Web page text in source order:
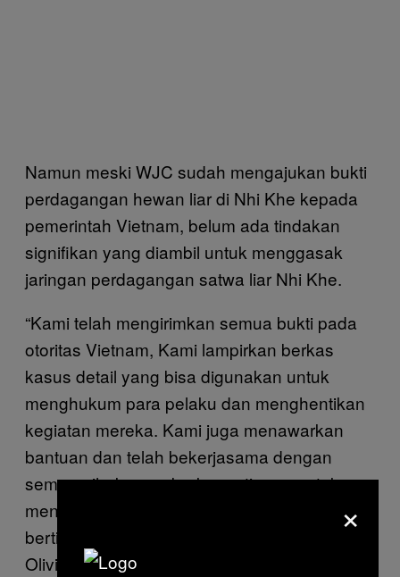
Namun meski WJC sudah mengajukan bukti
perdagangan hewan liar di Nhi Khe kepada
pemerintah Vietnam, belum ada tindakan
signifikan yang diambil untuk menggasak
jaringan perdagangan satwa liar Nhi Khe.
“Kami telah mengirimkan semua bukti pada
otoritas Vietnam, Kami lampirkan berkas
kasus detail yang bisa digunakan untuk
menghukum para pelaku dan menghentikan
kegiatan mereka. Kami juga menawarkan
bantuan dan telah bekerjasama dengan
semua pihak yang berkepentingan untuk
menekan pemerintah Vitenam agar segara
bertindak. Sayang, hasilnya masih nihil,” ujar
Olivia Swaak-Goldman,Direktur Eksekutif
×